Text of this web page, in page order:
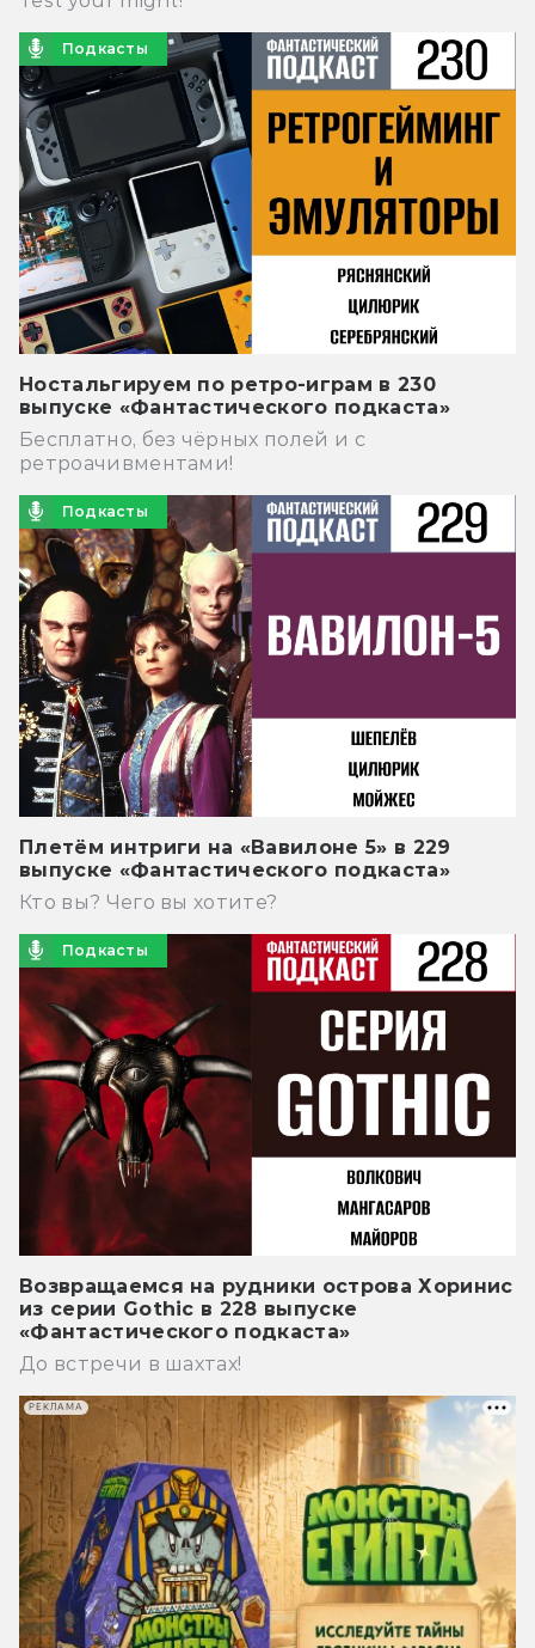
Подкасты
Ностальгируем по ретро-играм в 230
выпуске «Фантастического подкаста»
Бесплатно, без чёрных полей и с
ретроачивментами!
Подкасты
Плетём интриги на «Вавилоне 5» в 229
выпуске «Фантастического подкаста»
Кто вы? Чего вы хотите?
Подкасты
Возвращаемся на рудники острова Хоринис
из серии Gothic в 228 выпуске
«Фантастического подкаста»
До встречи в шахтах!
РЕКЛАМА